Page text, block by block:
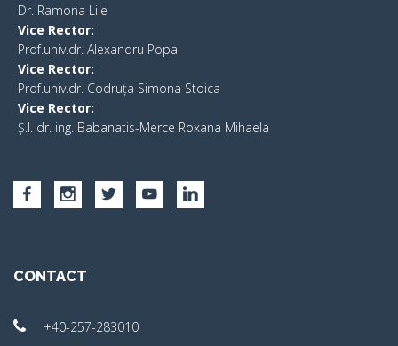
​Dr. Ramona Lile
Vice Rector:
Prof.univ.dr. Alexandru Popa
Vice Rector:
Prof.univ.dr. Codruța Simona Stoica
Vice Rector:
Ș.I. dr. ing. Babanatis-Merce Roxana Mihaela
CONTACT
+40-257-283010